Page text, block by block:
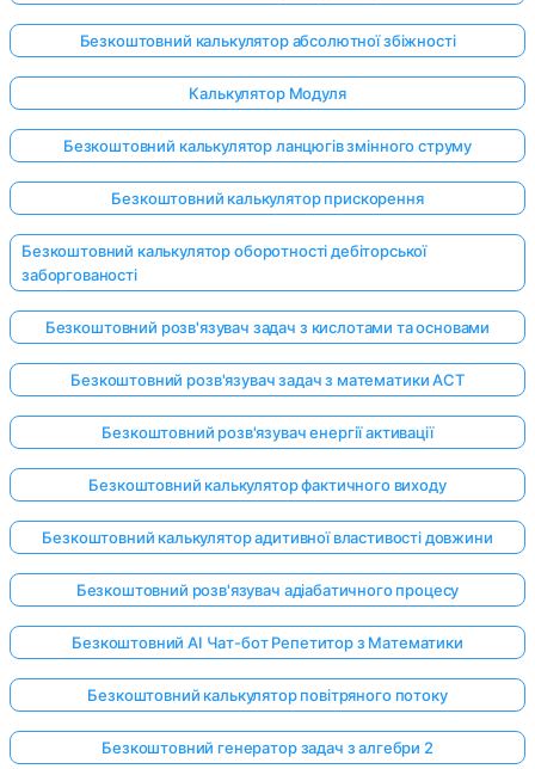
Безкоштовний калькулятор абсолютної збіжності
Калькулятор Модуля
Безкоштовний калькулятор ланцюгів змінного струму
Безкоштовний калькулятор прискорення
Безкоштовний калькулятор оборотності дебіторської
заборгованості
Безкоштовний розв'язувач задач з кислотами та основами
Безкоштовний розв'язувач задач з математики ACT
Безкоштовний розв'язувач енергії активації
Безкоштовний калькулятор фактичного виходу
Безкоштовний калькулятор адитивної властивості довжини
Безкоштовний розв'язувач адіабатичного процесу
Безкоштовний AI Чат-бот Репетитор з Математики
Безкоштовний калькулятор повітряного потоку
Безкоштовний генератор задач з алгебри 2